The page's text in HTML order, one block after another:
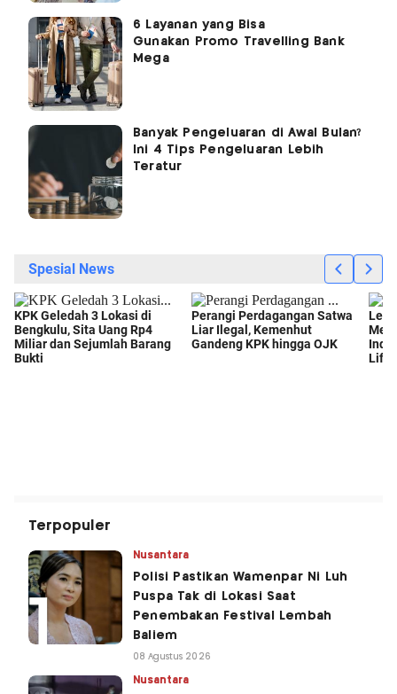
6 Layanan yang Bisa
Gunakan Promo Travelling Bank
Mega
Banyak Pengeluaran di Awal Bulan?
Ini 4 Tips Pengeluaran Lebih
Teratur
Terpopuler
Nusantara
Polisi Pastikan Wamenpar Ni Luh
Puspa Tak di Lokasi Saat
Penembakan Festival Lembah
Baliem
08 Agustus 2026
Nusantara